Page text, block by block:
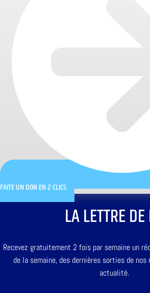
FAITE UN DON EN 2 CLICS
LA LETTRE DE
Recevez gratuitement 2 fois par semaine un
de la semaine, des dernières sorties de
actualité.